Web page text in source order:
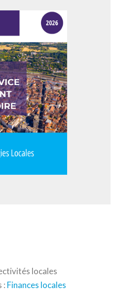
locales
: Finances locales